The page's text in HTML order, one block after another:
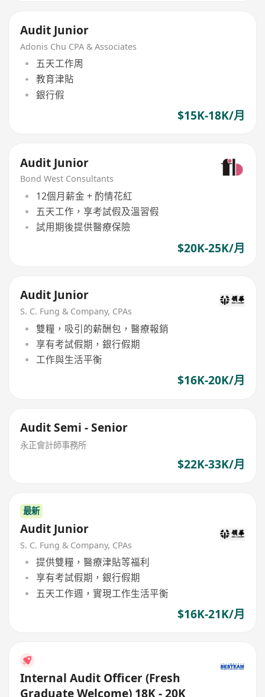
Audit Junior
Adonis Chu CPA & Associates
五天工作周
教育津貼
銀行假
$15K-18K/月
Audit Junior
Bond West Consultants
12個月薪金 + 酌情花紅
五天工作，享考試假及溫習假
試用期後提供醫療保險
$20K-25K/月
Audit Junior
S. C. Fung & Company, CPAs
雙糧，吸引的薪酬包，醫療報銷
享有考試假期，銀行假期
工作與生活平衡
$16K-20K/月
Audit Semi - Senior
永正會計師事務所
$22K-33K/月
最新
Audit Junior
S. C. Fung & Company, CPAs
提供雙糧，醫療津貼等福利
享有考試假期，銀行假期
五天工作週，實現工作生活平衡
$16K-21K/月
Internal Audit Officer (Fresh
Graduate Welcome) 18K - 20K